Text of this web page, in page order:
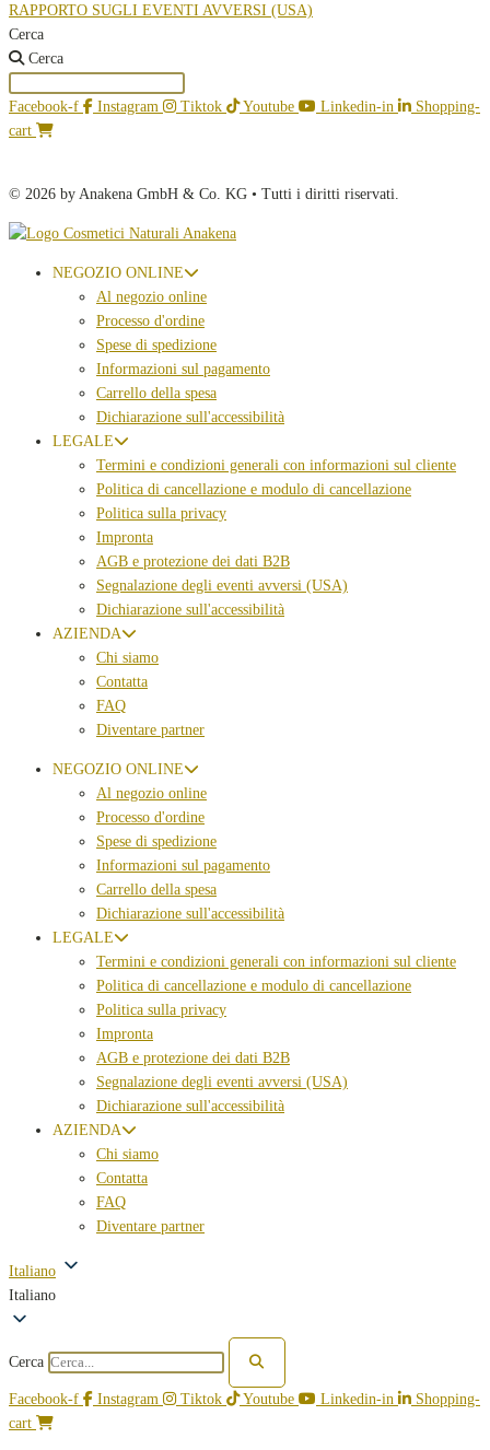
RAPPORTO SUGLI EVENTI AVVERSI (USA)
Cerca
Cerca
Facebook-f Instagram Tiktok Youtube Linkedin-in
Shopping-
cart
© 2026 by Anakena GmbH & Co. KG • Tutti i diritti riservati.
NEGOZIO ONLINE
Al negozio online
Processo d'ordine
Spese di spedizione
Informazioni sul pagamento
Carrello della spesa
Dichiarazione sull'accessibilità
LEGALE
Termini e condizioni generali con informazioni sul cliente
Politica di cancellazione e modulo di cancellazione
Politica sulla privacy
Impronta
AGB e protezione dei dati B2B
Segnalazione degli eventi avversi (USA)
Dichiarazione sull'accessibilità
AZIENDA
Chi siamo
Contatta
FAQ
Diventare partner
NEGOZIO ONLINE
Al negozio online
Processo d'ordine
Spese di spedizione
Informazioni sul pagamento
Carrello della spesa
Dichiarazione sull'accessibilità
LEGALE
Termini e condizioni generali con informazioni sul cliente
Politica di cancellazione e modulo di cancellazione
Politica sulla privacy
Impronta
AGB e protezione dei dati B2B
Segnalazione degli eventi avversi (USA)
Dichiarazione sull'accessibilità
AZIENDA
Chi siamo
Contatta
FAQ
Diventare partner
Italiano
Italiano
Cerca
Facebook-f Instagram Tiktok Youtube Linkedin-in
Shopping-
cart